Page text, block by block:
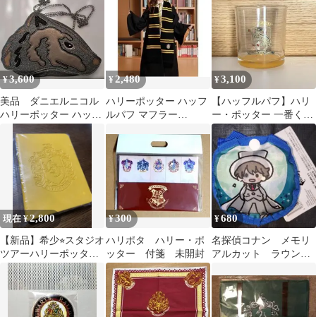
¥3,600
美品 ダニエルニコル
ハリーポッター ハッフ
ルパフ ショルダーバッ
グ バッグ
¥ 2,480
ハリーポッター ハッフ
ルパフ マフラー
用】コスプレ
¥3,100
【ハッフルパフ】ハリ
ー・ポッター 一番くじ
カラーボトムグラス
現在 ¥2,800
【新品】希少⭐︎スタジオ
ツアーハリーポッター
HUFFLEPUFFノートハ
ッフルパフ
¥300
ハリポタ ハリー・ポ
ッター 付箋 未開封
¥680
名探偵コナン メモリ
アルカット ラウンド
グ 怪盗キッド 推活